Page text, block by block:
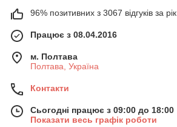
96% позитивних з 3067 відгуків за рік
Працює з 08.04.2016
м. Полтава
Полтава, Україна
Контакти
Сьогодні працює з 09:00 до 18:00
Показати весь графік роботи